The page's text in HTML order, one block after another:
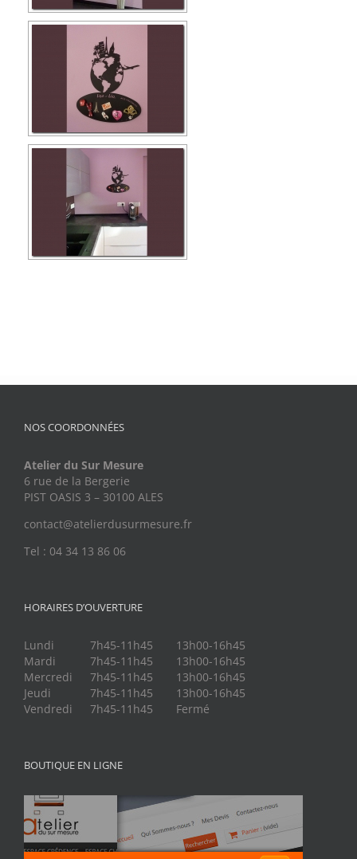
NOS COORDONNÉES
Atelier du Sur Mesure
6 rue de la Bergerie
PIST OASIS 3 – 30100 ALES
contact@atelierdusurmesure.fr
Tel : 04 34 13 86 06
HORAIRES D’OUVERTURE
Lundi 7h45-11h45
13h00-16h45
Mardi
7h45-11h45
13h00-16h45
Mercredi
7h45-11h45
13h00-16h45
Jeudi
7h45-11h45
13h00-16h45
Vendredi
7h45-11h45 Fermé
BOUTIQUE EN LIGNE